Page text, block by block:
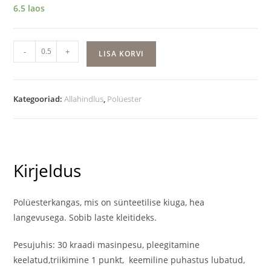
6.5 laos
valge
- + LISA KORVI
Kategooriad:Allahindlus Polüester
Kirjeldus
Polüesterkangas, mis on sünteetilise kiuga, hea
langevusega. Sobib laste kleitideks.
Pesujuhis: 30 kraadi masinpesu, pleegitamine
keelatud,triikimine 1 punkt, keemiline puhastus lubatud,